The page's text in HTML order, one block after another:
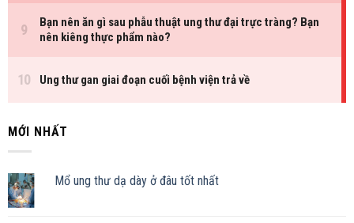
MỚI NHẤT
Mổ ung thư dạ dày ở đâu tốt nhất